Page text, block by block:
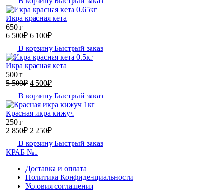
составляла
2
900₽.
2
500₽.
Икра красная кета
650 г
6 500₽ Первоначальная
составляла
6
500₽.
6 100₽Текущая
цена:
6
100₽.
В корзину Быстрый заказ
Икра красная кета
500 г
5 500₽ Первоначальная
составляла
5
500₽.
4 500₽Текущая
цена:
4
500₽.
В корзину Быстрый заказ
Красная икра кижуч
250 г
2 850₽ Первоначальная
составляла
2
850₽.
2 250₽Текущая
цена:
2
В корзину Быстрый заказ
КРАБ №1
Доставка и оплата
Политика Конфиденциальности
Условия соглашения